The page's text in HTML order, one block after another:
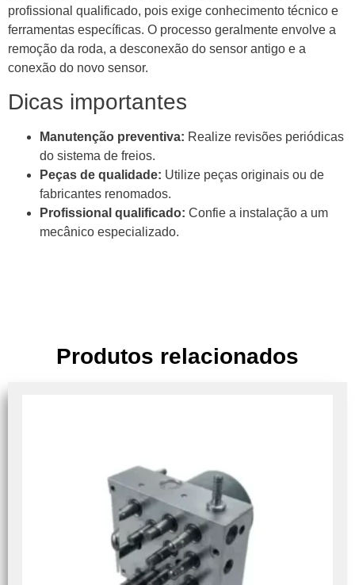
profissional qualificado, pois exige conhecimento técnico e
ferramentas específicas. O processo geralmente envolve a
remoção da roda, a desconexão do sensor antigo e a
conexão do novo sensor.
Dicas importantes
Manutenção preventiva: Realize revisões periódicas
do sistema de freios.
Peças de qualidade: Utilize peças originais ou de
fabricantes renomados.
Profissional qualificado: Confie a instalação a um
mecânico especializado.
Produtos relacionados